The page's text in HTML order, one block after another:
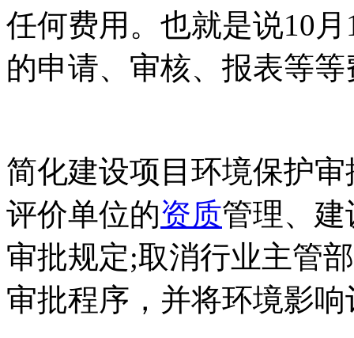
任何费用。也就是说10
的申请、审核、报表等
简化建设项目环境保护
评价单位的资质管理、
审批规定;取消行业主管
审批程序，并将环境影